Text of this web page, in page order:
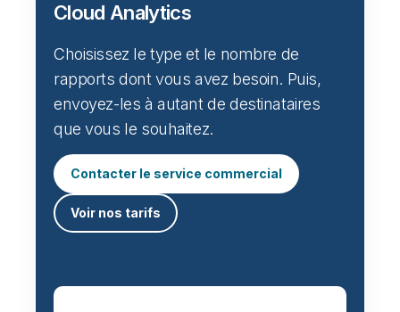
Cloud Analytics
Choisissez le type et le nombre de
rapports dont vous avez besoin. Puis,
envoyez-les à autant de destinataires
que vous le souhaitez.
Contacter le service commercial
Voir nos tarifs